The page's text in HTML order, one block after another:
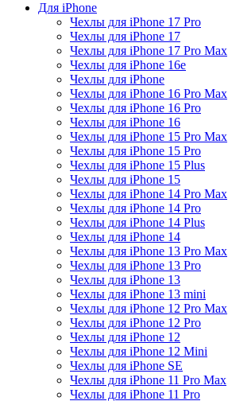
Для iPhone
Чехлы для iPhone 17 Pro
Чехлы для iPhone 17
Чехлы для iPhone 17 Pro Max
Чехлы для iPhone 16e
Чехлы для iPhone
Чехлы для iPhone 16 Pro Max
Чехлы для iPhone 16 Pro
Чехлы для iPhone 16
Чехлы для iPhone 15 Pro Max
Чехлы для iPhone 15 Pro
Чехлы для iPhone 15 Plus
Чехлы для iPhone 15
Чехлы для iPhone 14 Pro Max
Чехлы для iPhone 14 Pro
Чехлы для iPhone 14 Plus
Чехлы для iPhone 14
Чехлы для iPhone 13 Pro Max
Чехлы для iPhone 13 Pro
Чехлы для iPhone 13
Чехлы для iPhone 13 mini
Чехлы для iPhone 12 Pro Max
Чехлы для iPhone 12 Pro
Чехлы для iPhone 12
Чехлы для iPhone 12 Mini
Чехлы для iPhone SE
Чехлы для iPhone 11 Pro Max
Чехлы для iPhone 11 Pro